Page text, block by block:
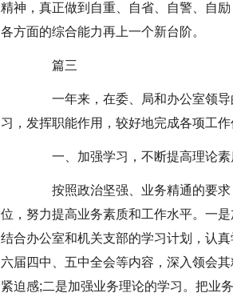
精神，真正做到自重、自省、自警、自
各方面的综合能力再上一个新台阶。
篇三
一年来，在委、局和办公室领导
习，发挥职能作用，较好地完成各项工
一、加强学习，不断提高理论素
按照政治坚强、业务精通的要求
位，努力提高业务素质和工作水平。一
结合办公室和机关支部的学习计划，认
六届四中、五中全会等内容，深入领会
紧迫感;二是加强业务理论的学习。把业